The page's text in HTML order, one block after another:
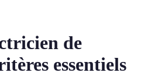
de
essentiels